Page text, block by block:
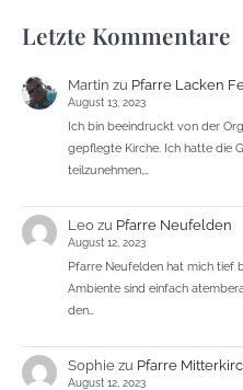
Letzte Kommentare
Martin zu Pfarre Lacken
August 13, 2023
Ich bin beeindruckt von der
gepflegte Kirche. Ich hatte die
teilzunehmen,…
Leozu Pfarre Neufelden
August 12, 2023
Pfarre Neufelden hat mich tief
Ambiente sind einfach
den…
Sophiezu Pfarre
August 12, 2023